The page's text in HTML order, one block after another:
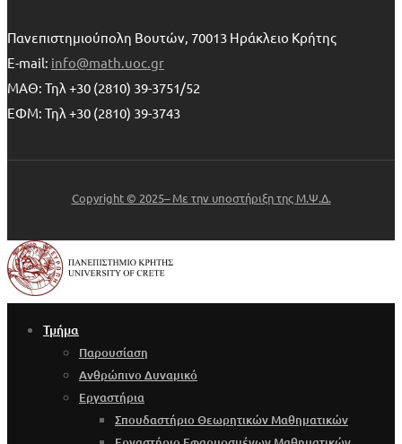
Πανεπιστημιούπολη Βουτών, 70013 Ηράκλειο Κρήτης
E-mail: info@math.uoc.gr
ΜΑΘ: Τηλ +30 (2810) 39-3751/52
ΕΦΜ: Τηλ +30 (2810) 39-3743
Copyright © 2025– Με την υποστήριξη της Μ.Ψ.Δ.
Τμήμα
Παρουσίαση
Ανθρώπινο Δυναμικό
Εργαστήρια
Σπουδαστήριο Θεωρητικών Μαθηματικών